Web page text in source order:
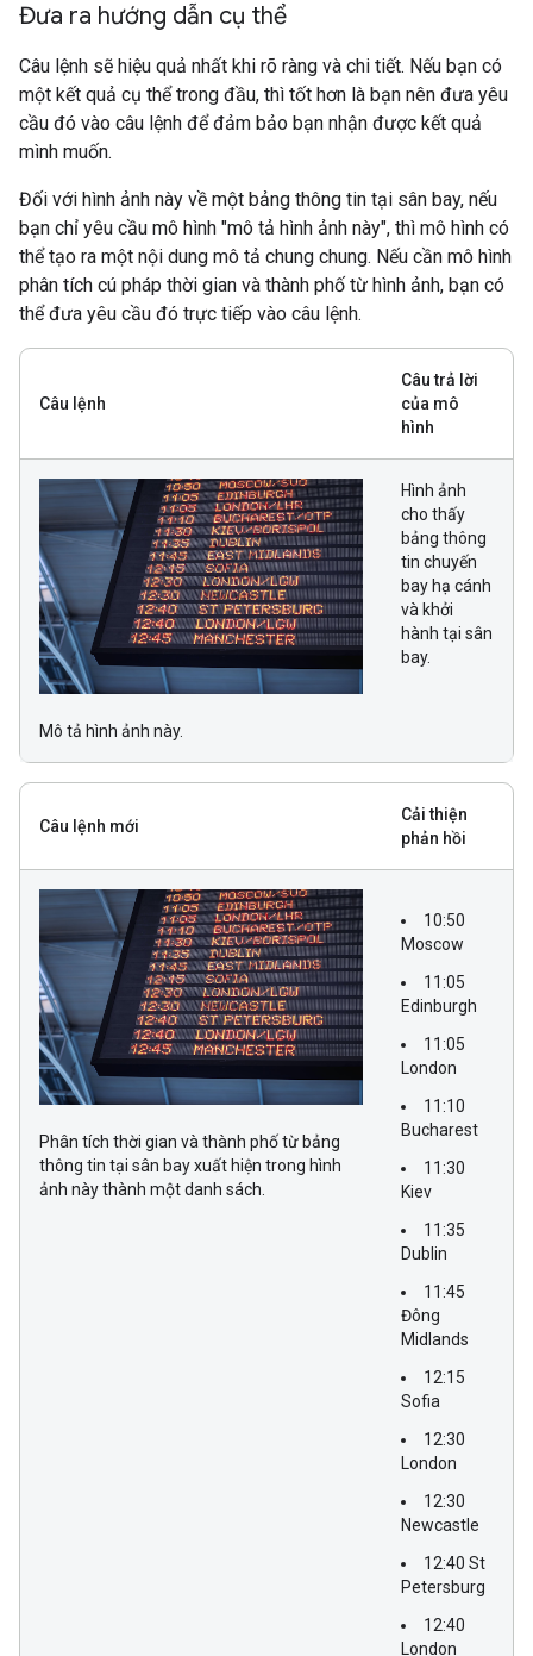
Đưa ra hướng dẫn cụ thể
Câu lệnh sẽ hiệu quả nhất khi rõ ràng và chi tiết. Nếu bạn có
một kết quả cụ thể trong đầu, thì tốt hơn là bạn nên đưa yêu
cầu đó vào câu lệnh để đảm bảo bạn nhận được kết quả
mình muốn.
Đối với hình ảnh này về một bảng thông tin tại sân bay, nếu
bạn chỉ yêu cầu mô hình "mô tả hình ảnh này", thì mô hình có
thể tạo ra một nội dung mô tả chung chung. Nếu cần mô hình
phân tích cú pháp thời gian và thành phố từ hình ảnh, bạn có
thể đưa yêu cầu đó trực tiếp vào câu lệnh.
Câu lệnh
Câu trả lời
của mô
hình
Mô tả hình ảnh này.
Hình ảnh
cho thấy
bảng thông
tin chuyến
bay hạ cánh
và khởi
hành tại sân
bay.
Câu lệnh mới
Cải thiện
phản hồi
Phân tích thời gian và thành phố từ bảng
thông tin tại sân bay xuất hiện trong hình
ảnh này thành một danh sách.
10:50
Moscow
11:05
Edinburgh
11:05
London
11:10
Bucharest
11:30
Kiev
11:35
Dublin
11:45
Đông
Midlands
12:15
Sofia
12:30
London
12:30
Newcastle
12:40 St
Petersburg
12:40
London